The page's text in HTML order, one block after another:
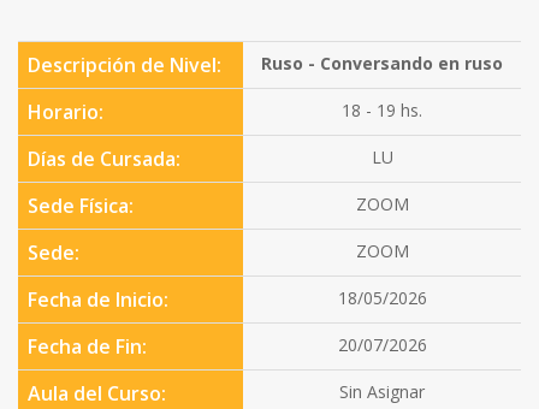
Descripción de Nivel: Ruso - Conversando en ruso
Horario: 18 - 19 hs.
Días de Cursada: LU
Sede Física: ZOOM
Sede: ZOOM
Fecha de Inicio: 18/05/2026
Fecha de Fin: 20/07/2026
Aula del Curso: Sin Asignar